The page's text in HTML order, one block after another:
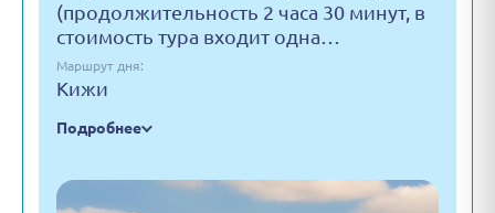
(продолжительность 2 часа 30 минут, в
стоимость тура входит одна…
Маршрут дня:
Кижи
Подробнее